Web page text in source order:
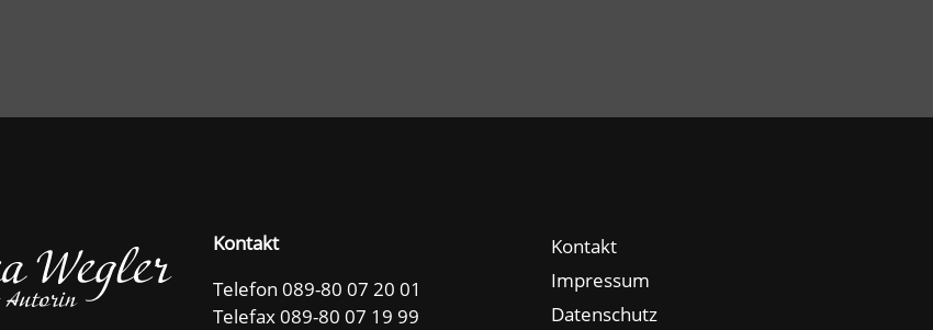
Kontakt
Telefon 089-80 07 20 01
Telefax 089-80 07 19 99
Kontakt
Impressum
Datenschutz